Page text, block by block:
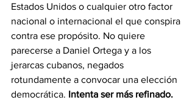
Estados Unidos o cualquier otro factor
nacional o internacional el que conspira
contra ese propósito. No quiere
parecerse a Daniel Ortega y a los
jerarcas cubanos, negados
rotundamente a convocar una elección
democrática. Intenta ser más refinado.